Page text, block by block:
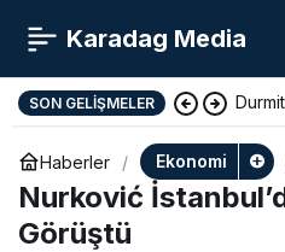
Karadag Media
SON GELIŞMELER
Yunan
Haberler Ekonomi
Nurković
Görüştü